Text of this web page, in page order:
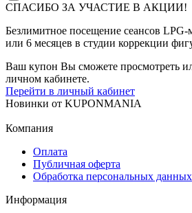
СПАСИБО ЗА УЧАСТИЕ В АКЦИИ!
Безлимитное посещение сеансов LPG-
или 6 месяцев в студии коррекции
Ваш купон Вы сможете просмотреть
личном кабинете.
Перейти в личный кабинет
Новинки от KUPONMANIA
Компания
Оплата
Публичная оферта
Обработка персональных данных
Информация